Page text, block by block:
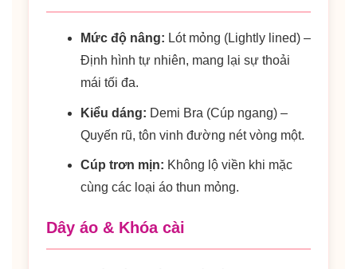
Mức độ nâng: Lót mỏng (Lightly lined) –
Định hình tự nhiên, mang lại sự thoải
mái tối đa.
Kiểu dáng: Demi Bra (Cúp ngang) –
Quyến rũ, tôn vinh đường nét vòng một.
Cúp trơn mịn: Không lộ viền khi mặc
cùng các loại áo thun mỏng.
Dây áo & Khóa cài